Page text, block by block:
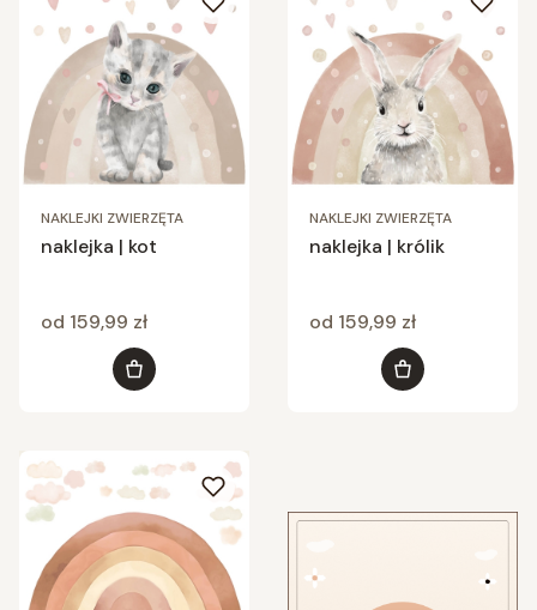
NAKLEJKI ZWIERZĘTA
naklejka | kot
Cena
od 159,99 zł
Zobacz produkt
NAKLEJKI ZWIERZĘTA
naklejka | królik
Cena
od 159,99 zł
Zobacz produkt